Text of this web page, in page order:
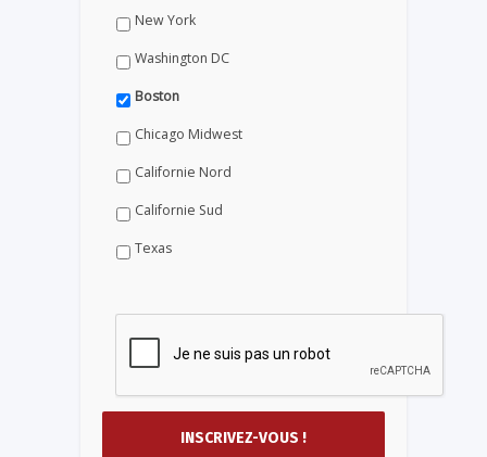
New York
Washington DC
Boston
Chicago Midwest
Californie Nord
Californie Sud
Texas